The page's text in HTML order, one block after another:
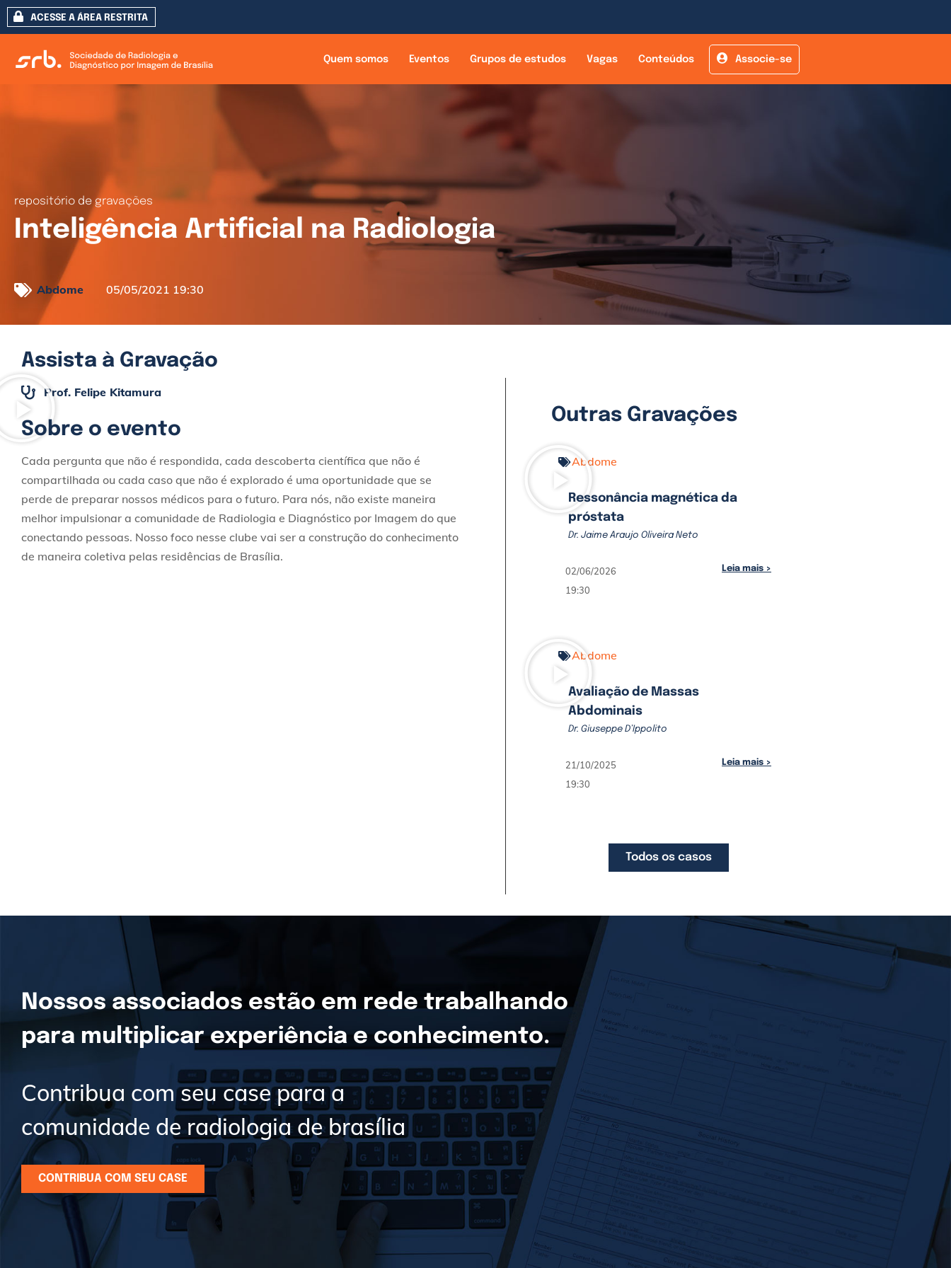
ACESSE A ÁREA RESTRITA
Quem somos Eventos Grupos de estudos Vagas Conteúdos Associe-se
repositório de gravações
Inteligência Artificial na Radiologia
Abdome 05/05/2021 19:30
Assista à Gravação
Prof. Felipe Kitamura
Sobre o evento
Cada pergunta que não é respondida, cada descoberta científica que não é
compartilhada ou cada caso que não é explorado é uma oportunidade que se
perde de preparar nossos médicos para o futuro. Para nós, não existe maneira
melhor impulsionar a comunidade de Radiologia e Diagnóstico por Imagem do que
conectando pessoas. Nosso foco nesse clube vai ser a construção do conhecimento
de maneira coletiva pelas residências de Brasília.
Outras Gravações
Abdome
Ressonância magnética da
próstata
Dr. Jaime Araujo Oliveira Neto
02/06/2026
19:30
Leia mais >
Abdome
Avaliação de Massas
Abdominais
Dr. Giuseppe D’Ippolito
21/10/2025
19:30
Leia mais >
Todos os casos
Nossos associados estão em rede trabalhando
para multiplicar experiência e conhecimento.
Contribua com seu case para a
comunidade de radiologia de brasília
CONTRIBUA COM SEU CASE